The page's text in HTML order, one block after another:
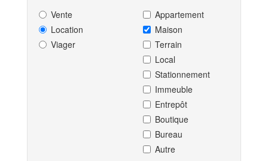
Vente
Location
Viager
Appartement
Maison
Terrain
Local
Stationnement
Immeuble
Entrepôt
Boutique
Bureau
Autre